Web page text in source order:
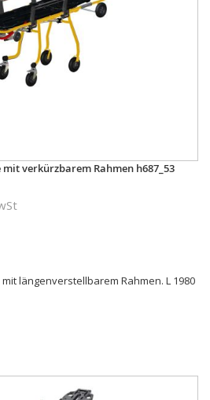
verkürzbarem Rahmen h687_53
längenverstellbarem Rahmen. L 1980